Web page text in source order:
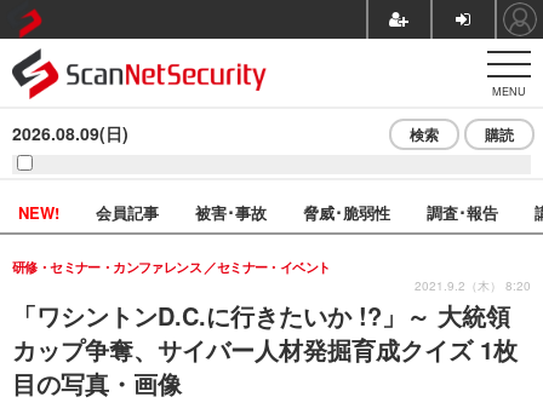
MENU
2026.08.09(日) 検索 購読
NEW! 会員記事 被害･事故 脅威･脆弱性 調査･報告
「ワシントンD.C.に行きたいか !?」～ 大統領
カップ争奪、サイバー人材発掘育成クイズ 1枚
目の写真・画像
研修・セミナー・カンファレンス セミナー・イベント
2021.9.2（木） 8:20